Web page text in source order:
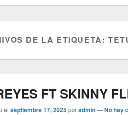
DE LA ETIQUETA:
FT SKINNY
el septiembre 17, 2025poradmin—No hay